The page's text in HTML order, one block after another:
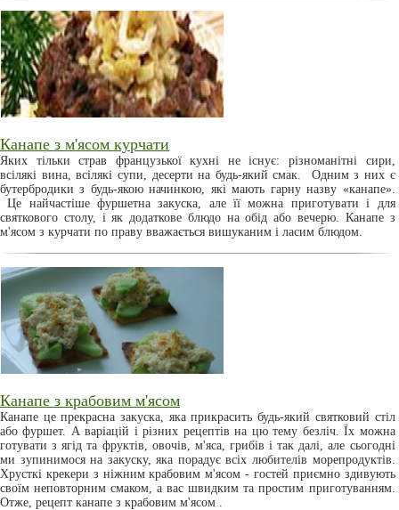
Канапе з м'ясом курчати
Яких тільки страв французької кухні не існує: різноманітні сири,
всілякі вина, всілякі супи, десерти на будь-який смак. Одним з них є
бутербродики з будь-якою начинкою, які мають гарну назву «канапе».
Це найчастіше фуршетна закуска, але її можна приготувати і для
святкового столу, і як додаткове блюдо на обід або вечерю. Канапе з
м'ясом з курчати по праву вважається вишуканим і ласим блюдом.
Канапе з крабовим м'ясом
Канапе це прекрасна закуска, яка прикрасить будь-який святковий стіл
або фуршет. А варіацій і різних рецептів на цю тему безліч. Їх можна
готувати з ягід та фруктів, овочів, м'яса, грибів і так далі, але сьогодні
ми зупинимося на закуску, яка порадує всіх любителів морепродуктів.
Хрусткі крекери з ніжним крабовим м'ясом - гостей приємно здивують
своїм неповторним смаком, а вас швидким та простим приготуванням.
Отже, рецепт канапе з крабовим м'ясом .